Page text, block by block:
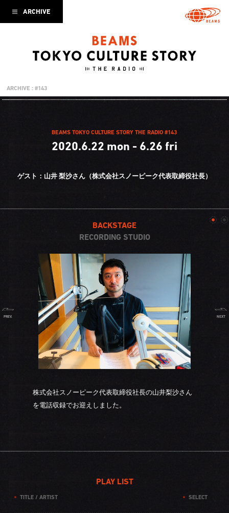
ARCHIVE
ARCHIVE : #143
BEAMS TOKYO CULTURE STORY THE RADIO #143
2020.6.22 mon - 6.26 fri
ゲスト：山井 梨沙さん（株式会社スノーピーク代表取締役社長）
BACKSTAGE
RECORDING STUDIO
株式会社スノーピーク代表取締役社長の山井梨沙さん
を電話収録でお迎えしました。
PREV. NEXT
PLAY LIST
TITLE / ARTIST SELECT